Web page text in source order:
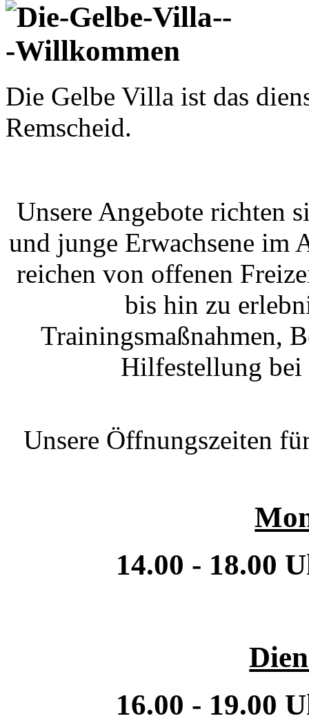
Die Gelbe Villa ist das
Remscheid.
Unsere Angebote richten
und junge Erwachsene im
reichen von offenen
bis hin zu
Trainingsmaßnahmen,
Hilfestellung
Unsere Öffnungszeiten
14.00 - 18.00
16.00 - 19.00